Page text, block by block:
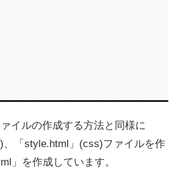
イルの作成する方法と同様に
、「style.html」(css)ファイルを作
」を作成しています。